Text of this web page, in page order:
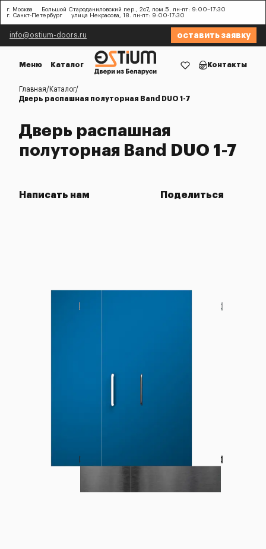
г. Москва
Большой Староданиловский пер., 2с7, пом.5. пн-пт: 9:00–17:30
г. Санкт-Петербург
улица Некрасова, 18. пн-пт: 9:00-17:30
info@ostium-doors.ru оставить заявку
Меню Каталог Контакты
Главная
Каталог
Дверь распашная полуторная Band DUO 1-7
Дверь распашная
полуторная Band DUO 1-7
Написать нам Поделиться